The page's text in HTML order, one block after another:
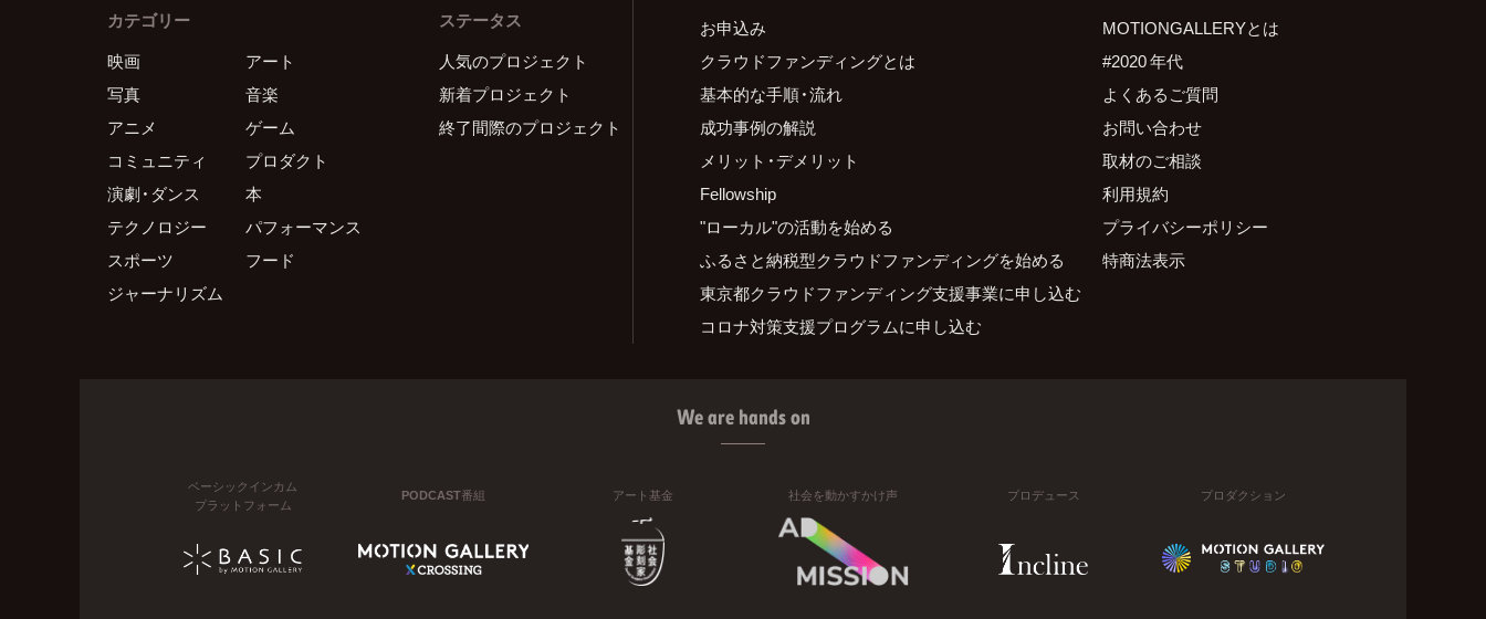
カテゴリー
映画
アート
写真
音楽
アニメ
ゲーム
コミュニティ
プロダクト
演劇・ダンス
本
テクノロジー
パフォーマンス
スポーツ
フード
ジャーナリズム
ステータス
人気のプロジェクト
新着プロジェクト
終了間際のプロジェクト
お申込み
クラウドファンディングとは
基本的な手順・流れ
成功事例の解説
メリット・デメリット
Fellowship
"ローカル"の活動を始める
ふるさと納税型クラウドファンディングを始める
東京都クラウドファンディング支援事業に申し込む
コロナ対策支援プログラムに申し込む
MOTIONGALLERYとは
#2020 年代
よくあるご質問
お問い合わせ
取材のご相談
利用規約
プライバシーポリシー
特商法表示
We are hands on
ベーシックインカム
プラットフォーム
PODCAST番組 アート基金 社会を動かすかけ声 プロデュース プロダクション